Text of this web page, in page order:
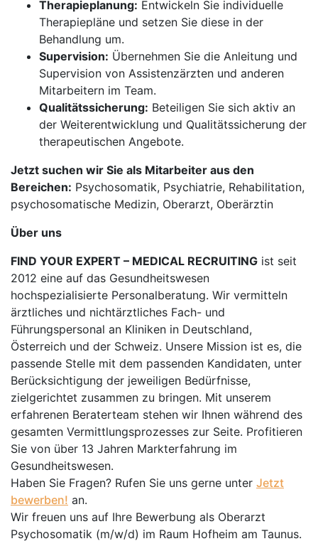
Therapieplanung: Entwickeln Sie individuelle
Therapiepläne und setzen Sie diese in der
Behandlung um.
Supervision: Übernehmen Sie die Anleitung und
Supervision von Assistenzärzten und anderen
Mitarbeitern im Team.
Qualitätssicherung: Beteiligen Sie sich aktiv an
der Weiterentwicklung und Qualitätssicherung der
therapeutischen Angebote.
Jetzt suchen wir Sie als Mitarbeiter aus den
Bereichen: Psychosomatik, Psychiatrie, Rehabilitation,
psychosomatische Medizin, Oberarzt, Oberärztin
Über uns
FIND YOUR EXPERT – MEDICAL RECRUITING ist seit
2012 eine auf das Gesundheitswesen
hochspezialisierte Personalberatung. Wir vermitteln
ärztliches und nichtärztliches Fach- und
Führungspersonal an Kliniken in Deutschland,
Österreich und der Schweiz. Unsere Mission ist es, die
passende Stelle mit dem passenden Kandidaten, unter
Berücksichtigung der jeweiligen Bedürfnisse,
zielgerichtet zusammen zu bringen. Mit unserem
erfahrenen Beraterteam stehen wir Ihnen während des
gesamten Vermittlungsprozesses zur Seite. Profitieren
Sie von über 13 Jahren Markterfahrung im
Gesundheitswesen.
Haben Sie Fragen? Rufen Sie uns gerne unter Jetzt
bewerben! an.
Wir freuen uns auf Ihre Bewerbung als Oberarzt
Psychosomatik (m/w/d) im Raum Hofheim am Taunus.